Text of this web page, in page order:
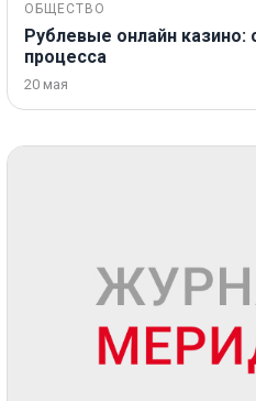
ОБЩЕСТВО
Рублевые онлайн казино:
процесса
20 мая